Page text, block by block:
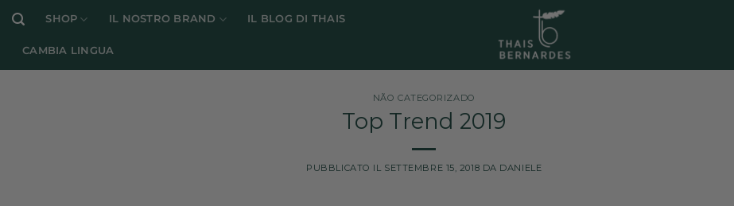
Salta
contenuti
SHOP IL NOSTRO BRAND IL BLOG DI THAIS
CAMBIA LINGUA
NÃO CATEGORIZADO
Top Trend 2019
PUBBLICATO IL SETTEMBRE 15, 2018 DA DANIELE